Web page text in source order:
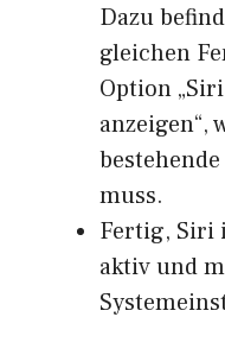
Dazu
gleichen
Option
anzeigen“,
muss.
Fertig, Siri
aktiv und